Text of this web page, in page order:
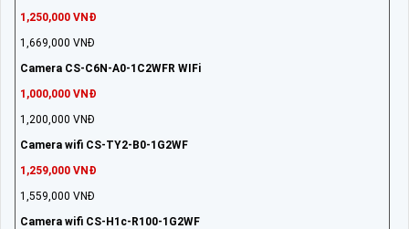
1,250,000 VNĐ
1,669,000 VNĐ
Camera CS-C6N-A0-1C2WFR WIFi
1,000,000 VNĐ
1,200,000 VNĐ
Camera wifi CS-TY2-B0-1G2WF
1,259,000 VNĐ
1,559,000 VNĐ
Camera wifi CS-H1c-R100-1G2WF